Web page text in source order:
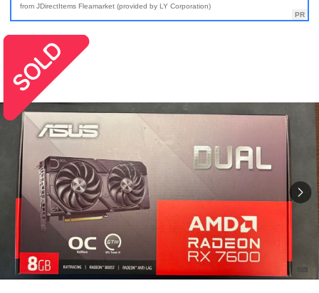
from JDirectItems Fleamarket (provided by LY Corporation)